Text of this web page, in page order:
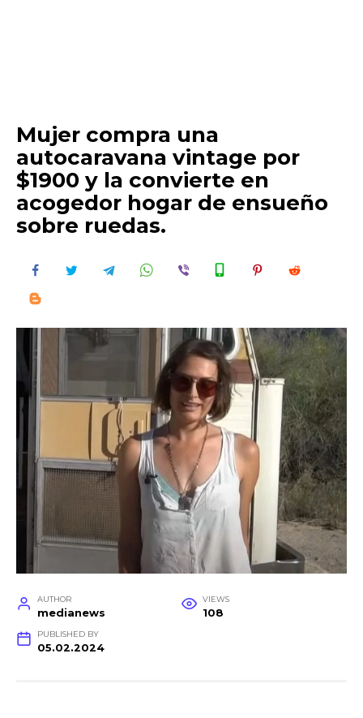
Mujer compra una
autocaravana vintage por
$1900 y la convierte en
acogedor hogar de ensueño
sobre ruedas.
AUTHOR
medianews
VIEWS
108
PUBLISHED BY
05.02.2024